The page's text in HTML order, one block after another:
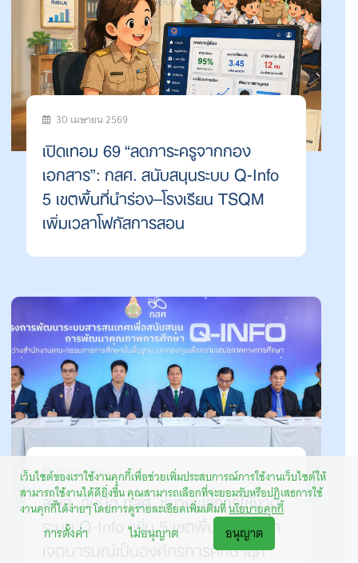
เว็บไซต์ของเราใช้งานคุกกี้เพื่อช่วยเพิ่มประสบการณ์การใช้งานเว็บไซต์ให้
สามารถใช้งานได้ดียิ่งขึ้น คุณสามารถเลือกที่จะยอมรับหรือปฏิเสธการใช้
งานคุกกี้ได้ง่ายๆ โดยการดูรายละเอียดเพิ่มเติมที่นโยบายคุกกี้
การตั้งค่า ไม่อนุญาต อนุญาต
30 เมษายน 2569
เปิดเทอม 69 “ลดภาระครูจากกอง
เอกสาร”: กสศ. สนับสนุนระบบ Q-Info
5 เขตพื้นที่นำร่อง–โรงเรียน TSQM
เพิ่มเวลาโฟกัสการสอน
16 พฤษภาคม 2567
สพฐ. จับมือ กสศ. ขยายผลการใช้งาน
ระบบ Q-Info เพิ่ม 5 เขตพื้นที่ ประกาศ
เจตนารมณ์เป็นองค์กรการศึกษายุค